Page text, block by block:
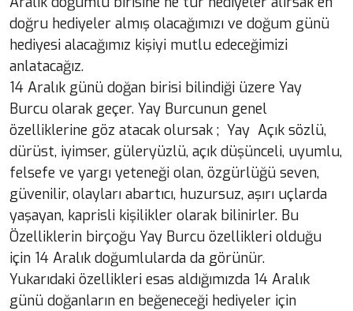
doğru hediyeler almış olacağımızı ve doğum günü
hediyesi alacağımız kişiyi mutlu edeceğimizi
anlatacağız.
14 Aralık günü doğan birisi bilindiği üzere Yay
Burcu olarak geçer. Yay Burcunun genel
özelliklerine göz atacak olursak ; Yay Açık sözlü,
dürüst, iyimser, güleryüzlü, açık düşünceli, uyumlu,
felsefe ve yargı yeteneği olan, özgürlüğü seven,
güvenilir, olayları abartıcı, huzursuz, aşırı uçlarda
yaşayan, kaprisli kişilikler olarak bilinirler. Bu
Özelliklerin birçoğu Yay Burcu özellikleri olduğu
için 14 Aralık doğumlularda da görünür.
Yukarıdaki özellikleri esas aldığımızda 14 Aralık
günü doğanların en beğeneceği hediyeler için